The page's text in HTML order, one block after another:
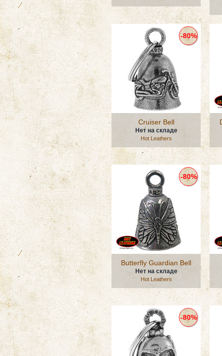
Cruiser Bell
Нет на складе
Hot Leathers
-80%
Butterfly Guardian Bell
Нет на складе
Hot Leathers
-80%
-80%